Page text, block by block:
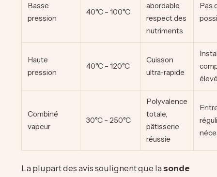
Basse
pression
40°C – 100°C
abordable,
respect des
nutriments
Pas
Haute
pression
40°C – 120°C
Cuisson
ultra-rapide
Combiné
vapeur
30°C – 250°C
Polyvalence
totale,
pâtisserie
réussie
La plupart des avis soulignent que lasonde